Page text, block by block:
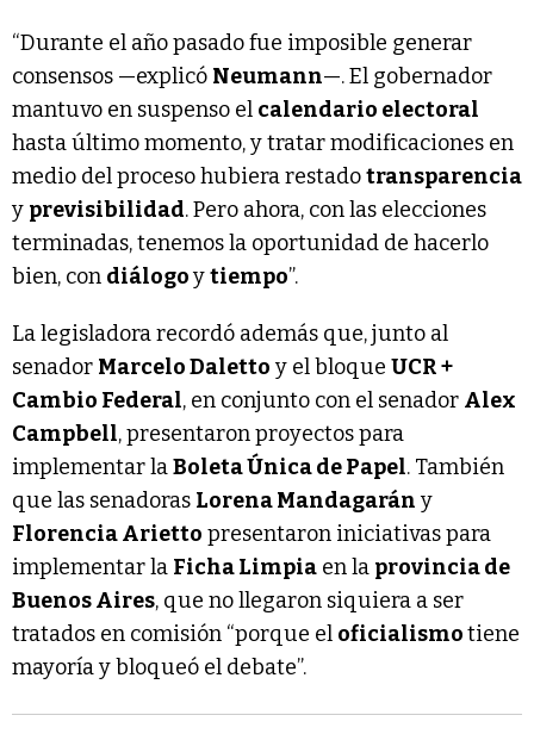
“Durante el año pasado fue imposible generar
consensos —explicó Neumann—. El gobernador
mantuvo en suspenso el calendario electoral
hasta último momento, y tratar modificaciones en
medio del proceso hubiera restadotransparencia
y previsibilidad. Pero ahora, con las elecciones
terminadas, tenemos la oportunidad de hacerlo
bien, con diálogoytiempo”.
La legisladora recordó además que, junto al
senador Marcelo Daletto y el bloque UCR +
Cambio Federal, en conjunto con el senador Alex
Campbell, presentaron proyectos para
implementar laBoleta Única de Papel. También
que las senadoras Lorena Mandagarán y
Florencia Arietto presentaron iniciativas para
implementar la Ficha Limpia en la provincia de
Buenos Aires, que no llegaron siquiera a ser
tratados en comisión “porque el oficialismotiene
mayoría y bloqueó el debate”.